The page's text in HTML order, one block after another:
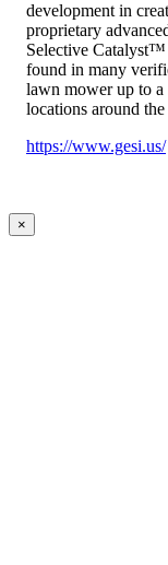
development in
proprietary
Selective
found in many
lawn mower up to
locations around
https://www.gesi.us/
×